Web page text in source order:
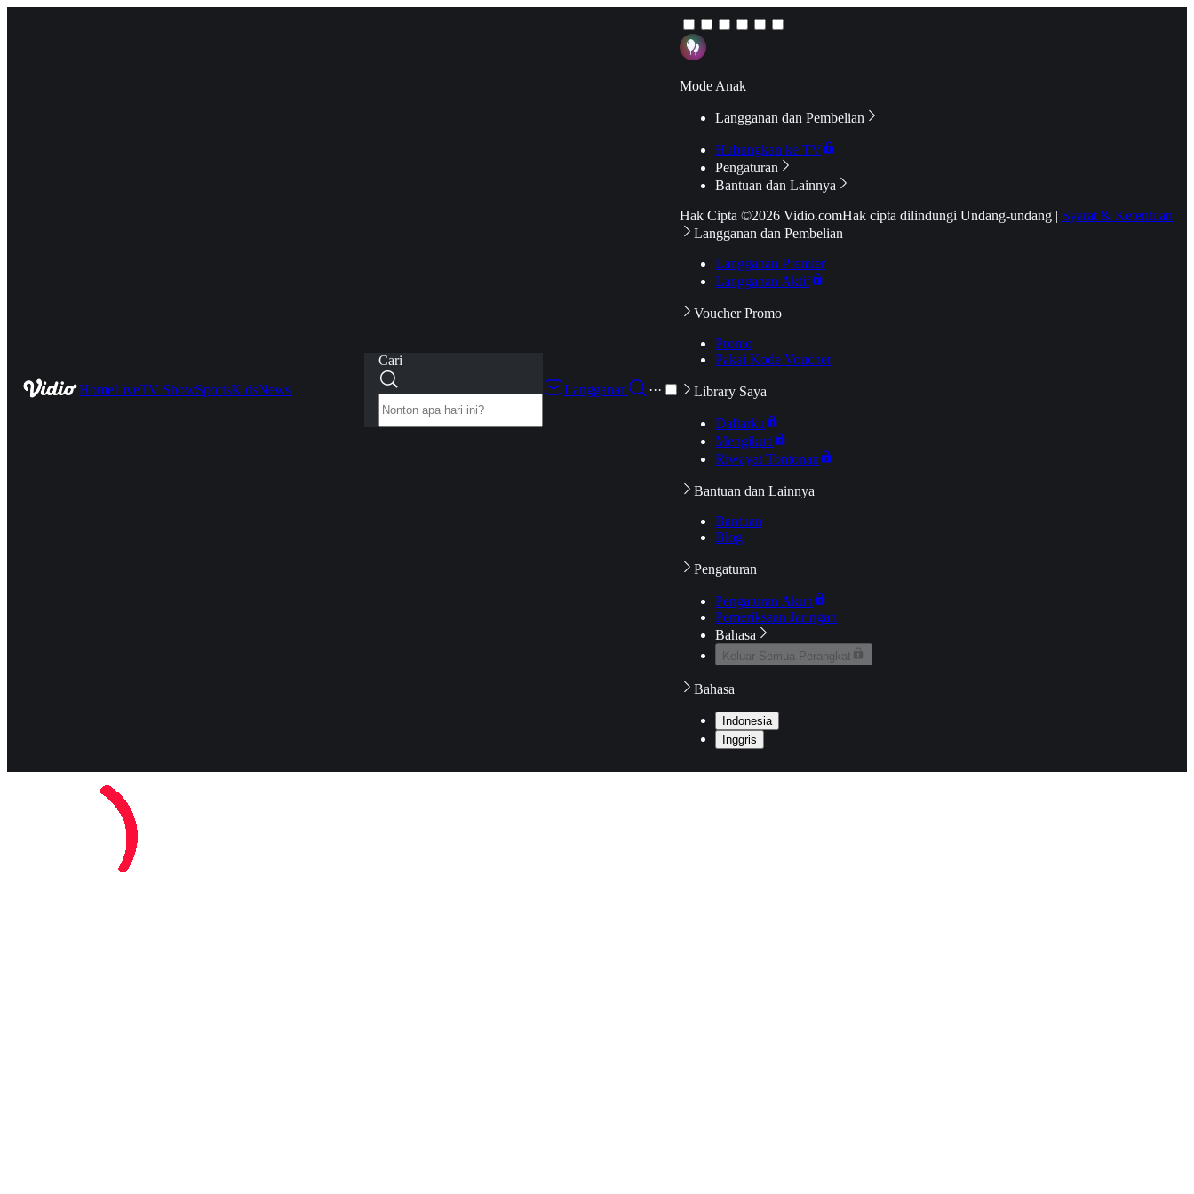
HomeLiveTV ShowSportsKidsNews
Cari
Langganan
···
Mode Anak
Langganan dan Pembelian
Hubungkan ke TV
Pengaturan
Bantuan dan Lainnya
Hak Cipta ©2026 Vidio.comHak cipta dilindungi Undang-undang | Syarat & Ketentuan
Langganan dan Pembelian
Langganan Premier
Langganan Aktif
Voucher Promo
Promo
Pakai Kode Voucher
Library Saya
Daftarku
Mengikuti
Riwayat Tontonan
Bantuan dan Lainnya
Bantuan
Blog
Pengaturan
Pengaturan Akun
Pemeriksaan Jaringan
Bahasa
Keluar Semua Perangkat
Bahasa
Indonesia
Inggris